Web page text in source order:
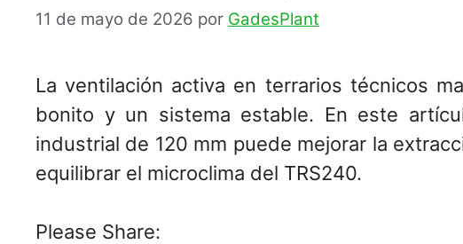
11 de mayo de 2026 por GadesPlant
La ventilación activa en terrarios técnicos
bonito y un sistema estable. En este
industrial de 120 mm puede mejorar la
equilibrar el microclima del TRS240.
Please Share: